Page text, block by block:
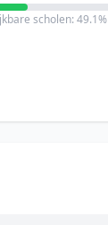
scholen: 49.1%